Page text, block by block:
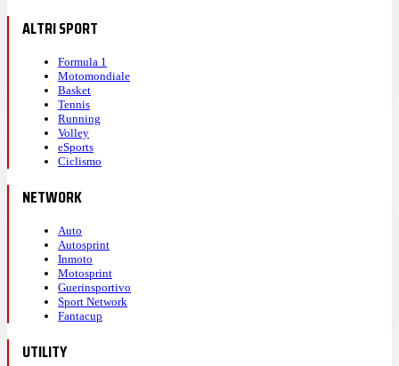
ALTRI SPORT
Formula 1
Motomondiale
Basket
Tennis
Running
Volley
eSports
Ciclismo
NETWORK
Auto
Autosprint
Inmoto
Motosprint
Guerinsportivo
Sport Network
Fantacup
UTILITY